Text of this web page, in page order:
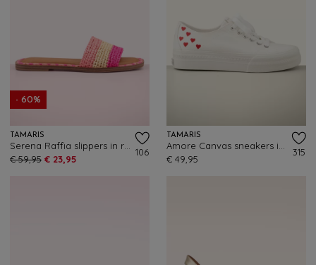
- 60%
TAMARIS
€ 59,95 € 23,95
106
TAMARIS
€ 49,95
315